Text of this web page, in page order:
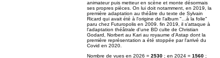
animateur puis metteur en scène et monte désormais
ses propres pièces. On lui doit notamment, en 2019, la
première adaptation au théâtre du texte de Sylvain
Ricard qui avait été à l'origine de l'album "...à la folie"
paru chez Futuropolis en 2009. fin 2019, il s'attaque à
l'adaptation théâtrale d'une BD culte de Christian
Godard, Norbert au Kari au royaume d'Astap dont la
première représentation a été stoppée par l'arrivé du
Covid en 2020.
Nombre de vues en 2026 = 2530 ; en 2024 = 1560 ;